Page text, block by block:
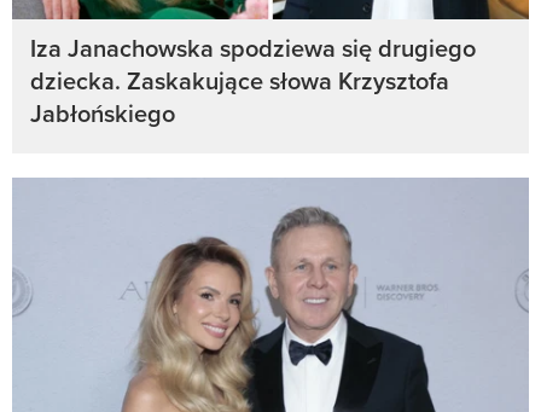
Iza Janachowska spodziewa się drugiego
dziecka. Zaskakujące słowa Krzysztofa
Jabłońskiego